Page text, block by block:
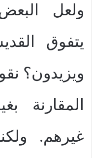
ولعل
يتفوق
ويزيدون؟
المقارنة
غيرهم.